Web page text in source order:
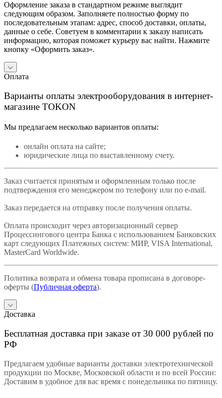
Оформление заказа в стандартном режиме выглядит
следующим образом. Заполняете полностью форму по
последовательным этапам: адрес, способ доставки, оплаты,
данные о себе. Советуем в комментарии к заказу написать
информацию, которая поможет курьеру вас найти. Нажмите
кнопку «Оформить заказ».
Оплата
Варианты оплаты электрооборудования в интернет-
магазине TOKON
Мы предлагаем несколько вариантов оплаты:
онлайн оплата на сайте;
юридические лица по выставленному счету.
Заказ считается принятым и оформленным только после
подтверждения его менеджером по телефону или по e-mail.
Заказ передается на отправку после получения оплаты.
Оплата происходит через авторизационный сервер
Процессингового центра Банка с использованием Банковских
карт следующих Платежных систем: МИР, VISA International,
MasterCard Worldwide.
Политика возврата и обмена товара прописана в договоре-
оферты (Публичная оферта).
Доставка
Бесплатная доставка при заказе от 30 000 рублей по
РФ
Предлагаем удобные варианты доставки электротехнической
продукции по Москве, Московской области и по всей России:
Доставим в удобное для вас время с понедельника по пятницу.